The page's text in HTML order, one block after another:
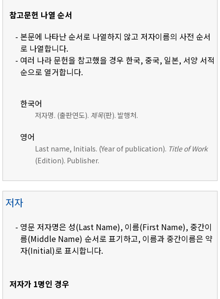
참고문헌 나열 순서
- 본문에 나타난 순서로 나열하지 않고 저자이름의 사전 순서
로 나열합니다.
- 여러 나라 문헌을 참고했을 경우 한국, 중국, 일본, 서양 서적
순으로 열거합니다.
한국어
저자명. (출판연도). 제목(판). 발행처.
영어
Last name, Initials. (Year of publication). Title of Work
(Edition). Publisher.
저자
- 영문 저자명은 성(Last Name), 이름(First Name), 중간이
름(Middle Name) 순서로 표기하고, 이름과 중간이름은 약
자(Initial)로 표시합니다.
저자가 1명인 경우